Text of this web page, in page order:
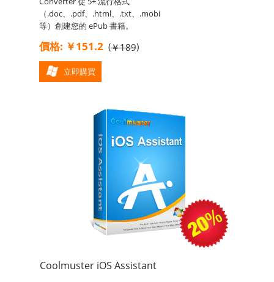
（.doc、.pdf、.html、.txt、.mobi
等）創建您的 ePub 書籍。
價格: ￥151.2 (￥189)
立即購買
Coolmuster iOS Assistant